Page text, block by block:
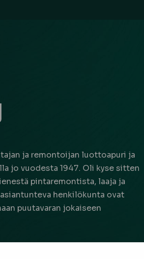
ja remontoijan luottoapuri ja
jo vuodesta 1947. Oli kyse sitten
pintaremontista, laaja ja
henkilökunta ovat
puutavaran jokaiseen